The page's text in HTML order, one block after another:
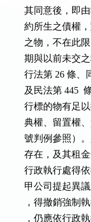
其同意後
約所生之
之物，不在
期與以前未
行法第 26
及民法第
行標的物
典權、留置
號判例參
存在，及
行政執行處
甲公司提
，得撤銷
，仍應依行